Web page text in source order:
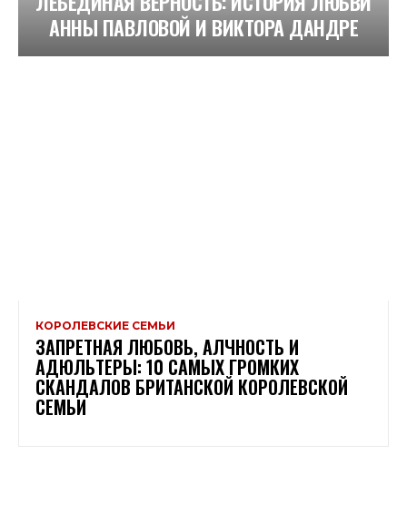
АННЫ ПАВЛОВОЙ И ВИКТОРА ДАНДРЕ
КОРОЛЕВСКИЕ СЕМЬИ
ЗАПРЕТНАЯ ЛЮБОВЬ, АЛЧНОСТЬ И
АДЮЛЬТЕРЫ: 10 САМЫХ ГРОМКИХ
СКАНДАЛОВ БРИТАНСКОЙ КОРОЛЕВСКОЙ
СЕМЬИ